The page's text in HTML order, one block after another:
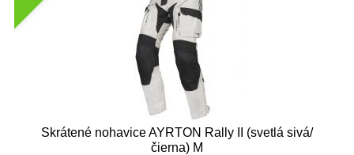
Skrátené nohavice AYRTON Rally II (svetlá sivá/
čierna) M